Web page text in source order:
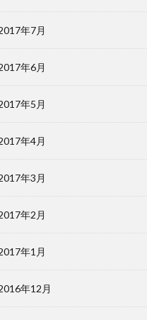
年7月
年6月
年5月
年4月
年3月
年2月
年1月
年12月